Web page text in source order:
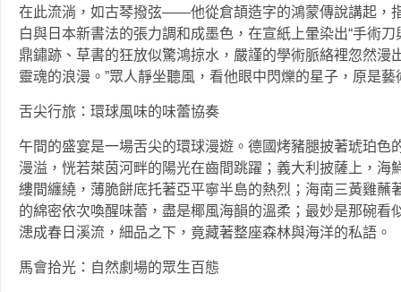
在此流淌，如古琴撥弦——他從倉頡造字的鴻蒙傳說講起，
白與日本新書法的張力調和成墨色，在宣紙上暈染出“手術
鼎鏽跡、草書的狂放似驚鴻掠水，嚴謹的學術脈絡裡忽然漫
靈魂的浪漫。”眾人靜坐聽風，看他眼中閃爍的星子，原是
舌尖行旅：環球風味的味蕾協奏
午間的盛宴是一場舌尖的環球漫遊。德國烤豬腿披著琥珀色
漫溢，恍若萊茵河畔的陽光在齒間跳躍；義大利披薩上，海
縷間纏繞，薄脆餅底托著亞平寧半島的熱烈；海南三黃雞蘸
的綿密依次喚醒味蕾，盡是椰風海韻的溫柔；最妙是那碗看
漶成春日溪流，細品之下，竟藏著整座森林與海洋的私語。
馬會拾光：自然劇場的眾生百態